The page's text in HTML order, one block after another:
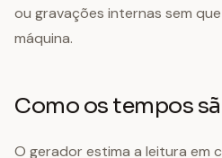
ou gravações internas sem
máquina.
Como os tempos
O gerador estima a leitura em